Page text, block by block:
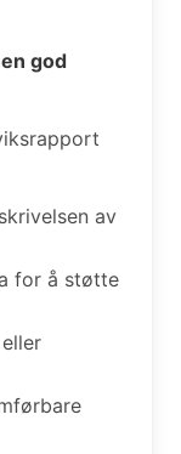
god
av
for å støtte